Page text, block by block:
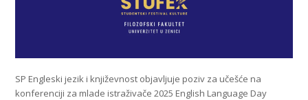
SP Engleski jezik i književnost objavljuje poziv za učešće na
konferenciji za mlade istraživače 2025 English Language Day